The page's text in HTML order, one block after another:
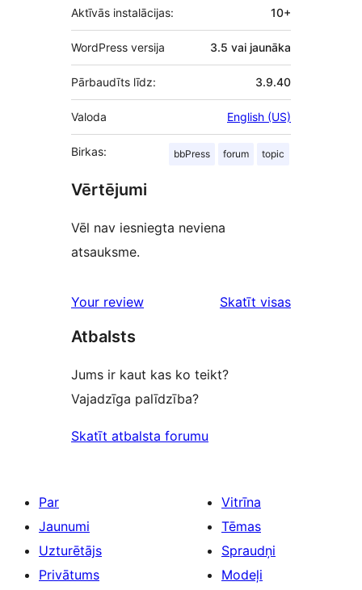
Aktīvās instalācijas: 10+
WordPress versija 3.5 vai jaunāka
Pārbaudīts līdz: 3.9.40
Valoda English (US)
Birkas: bbPress forum topic
Vērtējumi
Vēl nav iesniegta neviena
atsauksme.
Your review Skatīt visasatsauksmes
Atbalsts
Jums ir kaut kas ko teikt?
Vajadzīga palīdzība?
Skatīt atbalsta forumu
Par
Jaunumi
Uzturētājs
Privātums
Vitrīna
Tēmas
Spraudņi
Modeļi